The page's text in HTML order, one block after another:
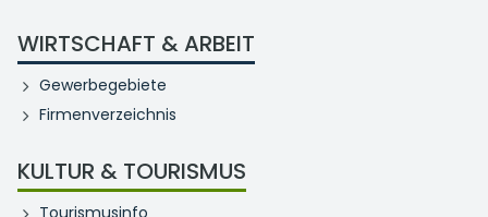
WIRTSCHAFT & ARBEIT
Gewerbegebiete
Firmenverzeichnis
KULTUR & TOURISMUS
Tourismusinfo